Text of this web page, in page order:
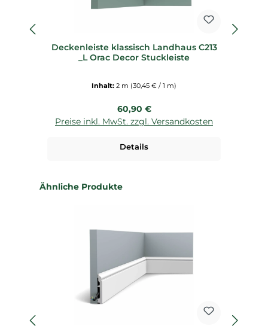
Deckenleiste klassisch Landhaus C213
_L Orac Decor Stuckleiste
Inhalt: 2 m (30,45 € / 1 m)
Regulärer Preis:
60,90 €
Preise inkl. MwSt. zzgl. Versandkosten
Details
Produktgalerie überspringen
Ähnliche Produkte